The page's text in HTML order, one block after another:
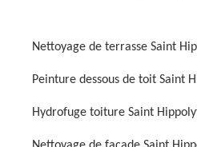
Nettoyage de terrasse Saint
Peinture dessous de toit Saint
Hydrofuge toiture Saint